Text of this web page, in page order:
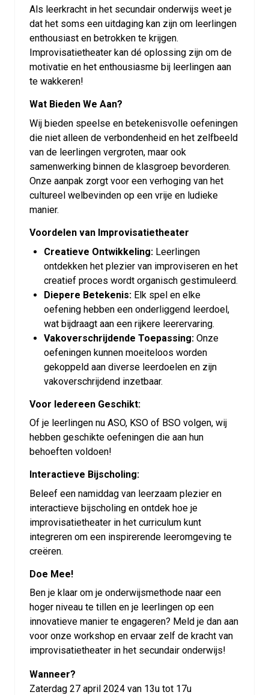
Als leerkracht in het secundair onderwijs weet je
dat het soms een uitdaging kan zijn om leerlingen
enthousiast en betrokken te krijgen.
Improvisatietheater kan dé oplossing zijn om de
motivatie en het enthousiasme bij leerlingen aan
te wakkeren!
Wat Bieden We Aan?
Wij bieden speelse en betekenisvolle oefeningen
die niet alleen de verbondenheid en het zelfbeeld
van de leerlingen vergroten, maar ook
samenwerking binnen de klasgroep bevorderen.
Onze aanpak zorgt voor een verhoging van het
cultureel welbevinden op een vrije en ludieke
manier.
Voordelen van Improvisatietheater
Creatieve Ontwikkeling: Leerlingen
ontdekken het plezier van improviseren en het
creatief proces wordt organisch gestimuleerd.
Diepere Betekenis: Elk spel en elke
oefening hebben een onderliggend leerdoel,
wat bijdraagt aan een rijkere leerervaring.
Vakoverschrijdende Toepassing: Onze
oefeningen kunnen moeiteloos worden
gekoppeld aan diverse leerdoelen en zijn
vakoverschrijdend inzetbaar.
Voor Iedereen Geschikt:
Of je leerlingen nu ASO, KSO of BSO volgen, wij
hebben geschikte oefeningen die aan hun
behoeften voldoen!
Interactieve Bijscholing:
Beleef een namiddag van leerzaam plezier en
interactieve bijscholing en ontdek hoe je
improvisatietheater in het curriculum kunt
integreren om een inspirerende leeromgeving te
creëren.
Doe Mee!
Ben je klaar om je onderwijsmethode naar een
hoger niveau te tillen en je leerlingen op een
innovatieve manier te engageren? Meld je dan aan
voor onze workshop en ervaar zelf de kracht van
improvisatietheater in het secundair onderwijs!
Wanneer?
Zaterdag 27 april 2024 van 13u tot 17u